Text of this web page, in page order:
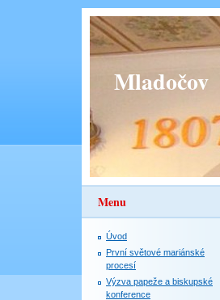
Mladočov
Menu
Úvod
První světové mariánské
procesí
Výzva papeže a biskupské
konference